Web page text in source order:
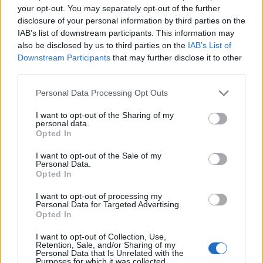
your opt-out. You may separately opt-out of the further
disclosure of your personal information by third parties on the
IAB’s list of downstream participants. This information may
also be disclosed by us to third parties on the IAB’s List of
Downstream Participants that may further disclose it to other
Personal Data Processing Opt Outs
I want to opt-out of the Sharing of my
personal data.
Opted In
I want to opt-out of the Sale of my
Personal Data.
Opted In
I want to opt-out of processing my
Personal Data for Targeted Advertising.
Opted In
I want to opt-out of Collection, Use,
Retention, Sale, and/or Sharing of my
Personal Data that Is Unrelated with the
Purposes for which it was collected.
SHBA-së në Shqipëri,
emërimi pret firmën e
Trump
Çota, ish-kapiten dhe ish-
trajner i Sopotit
Aksident fatal në Durrës,
makina përplas për vdekje
këmbësorin; drejtuesi
shoqërohet në polici
Kërcënim me bombë në
mesazhit me email
SHBA ndal përkohësisht
Protesta e 67-të,